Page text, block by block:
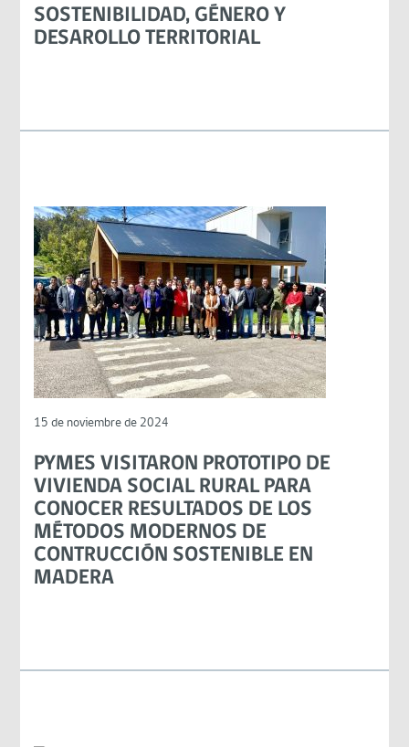
SOSTENIBILIDAD, GÉNERO Y
DESAROLLO TERRITORIAL
15 de noviembre de 2024
PYMES VISITARON PROTOTIPO DE
VIVIENDA SOCIAL RURAL PARA
CONOCER RESULTADOS DE LOS
MÉTODOS MODERNOS DE
CONTRUCCIÓN SOSTENIBLE EN
MADERA